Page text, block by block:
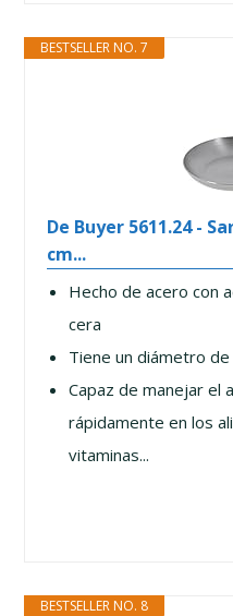
BESTSELLER NO. 7
De Buyer 5611.24 -
cm...
Hecho de acero con
cera
Tiene un diámetro de
Capaz de manejar el
rápidamente en los
vitaminas...
BESTSELLER NO. 8